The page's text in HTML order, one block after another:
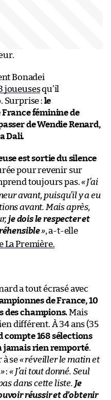
Bonadei
joueusesqu’il
Surprise : le
France féminine de
de Wendie Renard,
Dali.
est sortie du silence
pour revenir sur
toujours pas.«J’ai
avant, puisqu’il y a eu
avant. Mais après,
je dois le respecter et
», a-t-elle
La Première.
a tout écrasé avec
de France, 10
des champions.Mais
différent. À 34 ans (35
compte 168 sélections
jamais rien remporté.
se« réveiller le matin et
:« J’ai tout donné. Seul
dans cette liste. Je
réussir et d’obtenir